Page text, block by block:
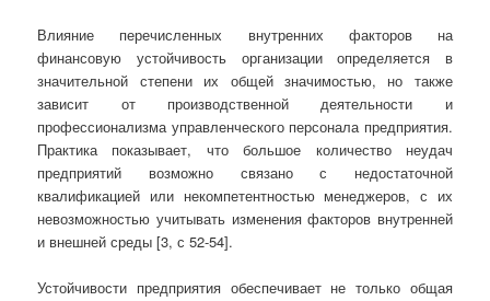
Влияние перечисленных внутренних факторов на
финансовую устойчивость организации определяется в
значительной степени их общей значимостью, но также
зависит от производственной деятельности и
профессионализма управленческого персонала предприятия.
Практика показывает, что большое количество неудач
предприятий возможно связано с недостаточной
квалификацией или некомпетентностью менеджеров, с их
невозможностью учитывать изменения факторов внутренней
и внешней среды [3, с 52-54].
Устойчивости предприятия обеспечивает не только общая